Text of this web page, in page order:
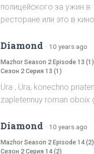
полицейского за ужин в
ресторане или это в
Diamond · 10 years ago
Mazhor Season 2 Episode 13
Сезон 2 Серия 13 (1)
Ura , Ura, konechno
zapletennuy roman oboix
Diamond · 10 years ago
Mazhor Season 2 Episode 14
Сезон 2 Серия 14 (2)